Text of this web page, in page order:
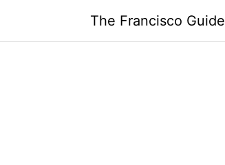
The Francisco Guide